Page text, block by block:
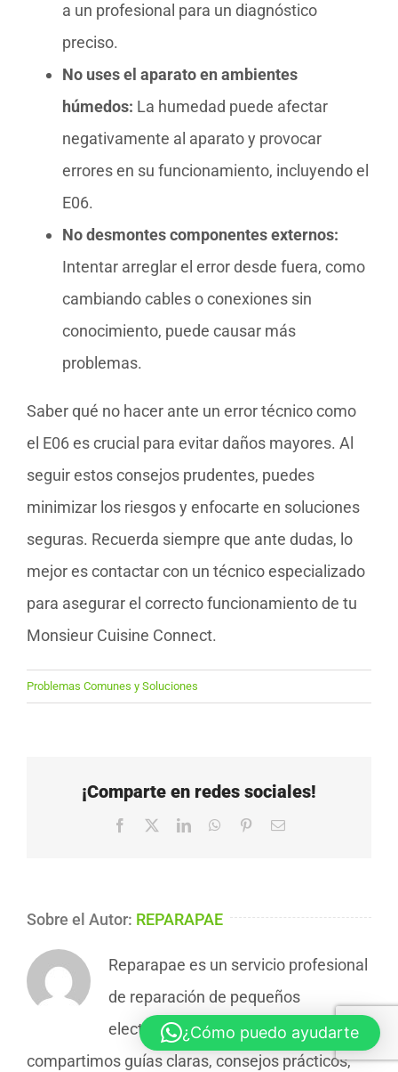
a un profesional para un diagnóstico
preciso.
No uses el aparato en ambientes
húmedos: La humedad puede afectar
negativamente al aparato y provocar
errores en su funcionamiento, incluyendo el
E06.
No desmontes componentes externos:
Intentar arreglar el error desde fuera, como
cambiando cables o conexiones sin
conocimiento, puede causar más
problemas.
Saber qué no hacer ante un error técnico como
el E06 es crucial para evitar daños mayores. Al
seguir estos consejos prudentes, puedes
minimizar los riesgos y enfocarte en soluciones
seguras. Recuerda siempre que ante dudas, lo
mejor es contactar con un técnico especializado
para asegurar el correcto funcionamiento de tu
Monsieur Cuisine Connect.
Problemas Comunes y Soluciones
¡Comparte en redes sociales!
Facebook LinkedInWhatsApp
PinterestCorreo
Sobre el Autor: REPARAPAE
Reparapae es un servicio profesional
de reparación de pequeños
electrodomésticos. En nuestro blog
compartimos guías claras, consejos prácticos,
¿Cómo puedo ayudarte